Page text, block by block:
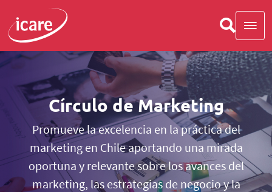
Círculo de Marketing
Promueve la excelencia en la práctica del
marketing en Chile aportando una mirada
oportuna y relevante sobre los avances del
marketing, las estrategias de negocio y la